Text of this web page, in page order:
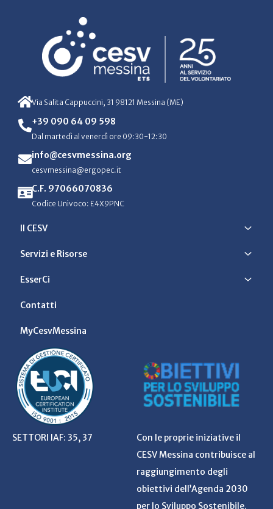
Via Salita Cappuccini, 31 98121 Messina (ME)
+39 090 64 09 598
Dal martedì al venerdì ore 09:30-12:30
info@cesvmessina.org
cesvmessina@ergopec.it
C.F. 97066070836
Codice Univoco: E4X9PNC
Il CESV
Servizi e Risorse
EsserCi
Contatti
MyCesvMessina
SETTORI IAF: 35, 37
Con le proprie iniziative il
CESV Messina contribuisce al
raggiungimento degli
obiettivi dell’Agenda 2030
per lo Sviluppo Sostenibile.